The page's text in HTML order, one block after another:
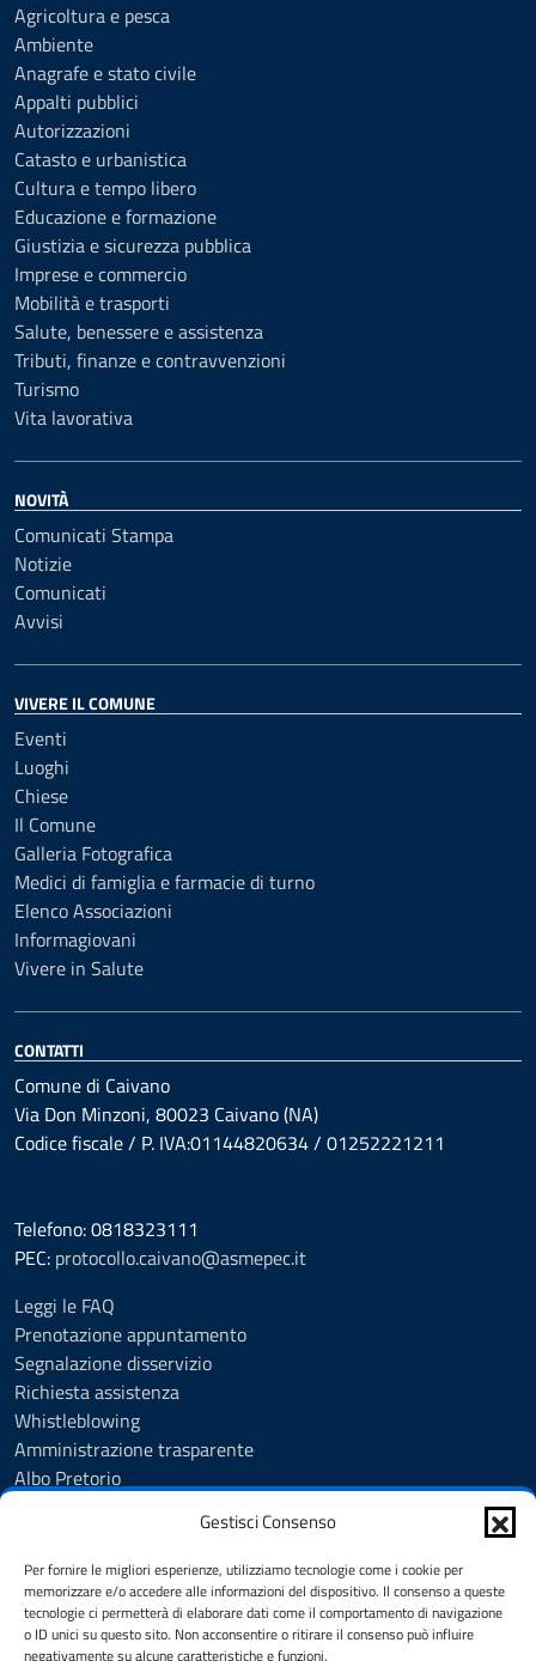
Gestisci Consenso
Per fornire le migliori esperienze, utilizziamo tecnologie come i cookie per
memorizzare e/o accedere alle informazioni del dispositivo. Il consenso a queste
tecnologie ci permetterà di elaborare dati come il comportamento di navigazione
o ID unici su questo sito. Non acconsentire o ritirare il consenso può influire
negativamente su alcune caratteristiche e funzioni.
Agricoltura e pesca
Ambiente
Anagrafe e stato civile
Appalti pubblici
Autorizzazioni
Catasto e urbanistica
Cultura e tempo libero
Educazione e formazione
Giustizia e sicurezza pubblica
Imprese e commercio
Mobilità e trasporti
Salute, benessere e assistenza
Tributi, finanze e contravvenzioni
Turismo
Vita lavorativa
NOVITÀ
Comunicati Stampa
Notizie
Comunicati
Avvisi
VIVERE IL COMUNE
Eventi
Luoghi
Chiese
Il Comune
Galleria Fotografica
Medici di famiglia e farmacie di turno
Elenco Associazioni
Informagiovani
Vivere in Salute
CONTATTI
Comune di Caivano
Via Don Minzoni, 80023 Caivano (NA)
Codice fiscale / P. IVA:01144820634 / 01252221211
Telefono: 0818323111
PEC: protocollo.caivano@asmepec.it
Leggi le FAQ
Prenotazione appuntamento
Segnalazione disservizio
Richiesta assistenza
Whistleblowing
Amministrazione trasparente
Albo Pretorio
Cookie Policy
Informativa privacy videosorveglianza urbana targhe
Feedback
Dichiarazione di accessibilità